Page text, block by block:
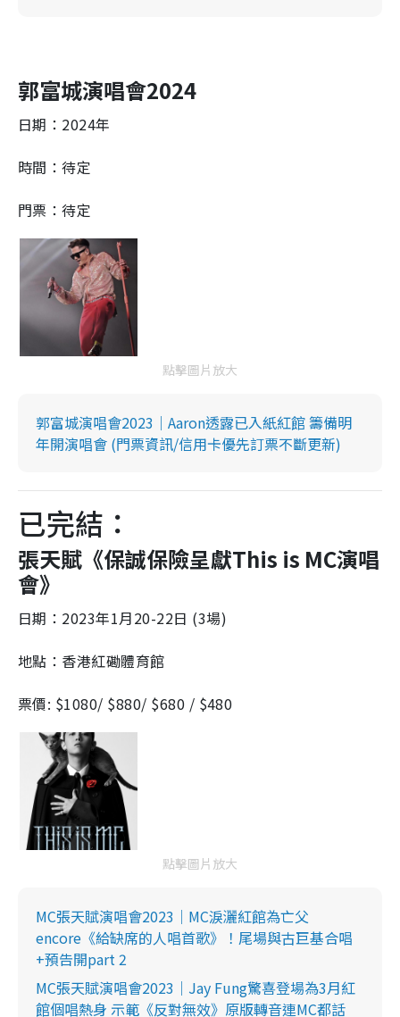
郭富城演唱會2024
日期：2024年
時間：待定
門票：待定
點擊圖片放大
郭富城演唱會2023｜Aaron透露已入紙紅館 籌備明
年開演唱會 (門票資訊/信用卡優先訂票不斷更新)
已完結：
張天賦《保誠保險呈獻This is MC演唱
會》
日期：2023年1月20-22日 (3場)
地點：香港紅磡體育館
票價: $1080/ $880/ $680 / $480
點擊圖片放大
MC張天賦演唱會2023｜MC淚灑紅館為亡父
encore《給缺席的人唱首歌》！尾場與古巨基合唱
+預告開part 2
MC張天賦演唱會2023｜Jay Fung驚喜登場為3月紅
館個唱熱身 示範《反對無效》原版轉音連MC都話